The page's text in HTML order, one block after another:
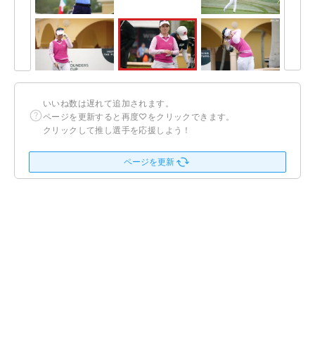
いいね数は遅れて追加されます。
ページを更新すると再度♡をクリックできます。
クリックして推し選手を応援しよう！
ページを更新